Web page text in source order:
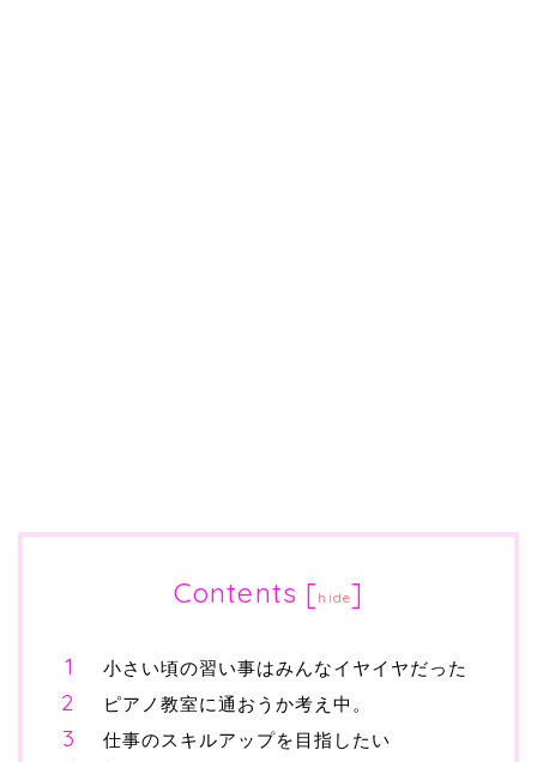
Contents [hide]
小さい頃の習い事はみんなイヤイヤだった
ピアノ教室に通おうか考え中。
仕事のスキルアップを目指したい